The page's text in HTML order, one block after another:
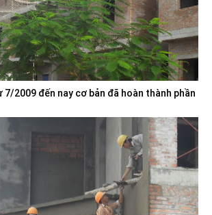
2009 đến nay cơ bản đã hoàn thành phần